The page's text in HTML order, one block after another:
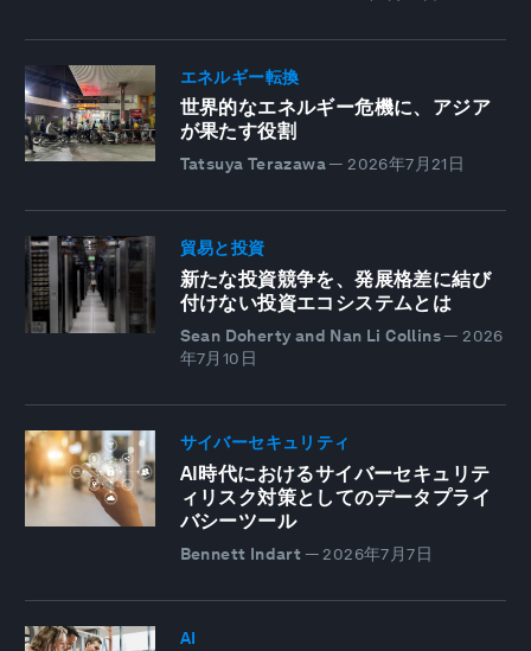
エネルギー転換
世界的なエネルギー危機に、アジア
が果たす役割
Tatsuya Terazawa— 2026年7月21日
貿易と投資
新たな投資競争を、発展格差に結び
付けない投資エコシステムとは
Sean Doherty and Nan Li Collins— 2026
年7月10日
サイバーセキュリティ
AI時代におけるサイバーセキュリテ
ィリスク対策としてのデータプライ
バシーツール
Bennett Indart — 2026年7月7日
AI